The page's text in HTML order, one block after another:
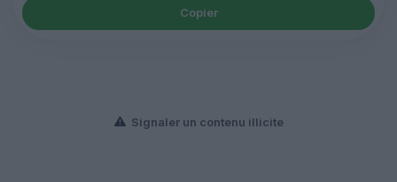
Copier
Signaler un contenu illicite